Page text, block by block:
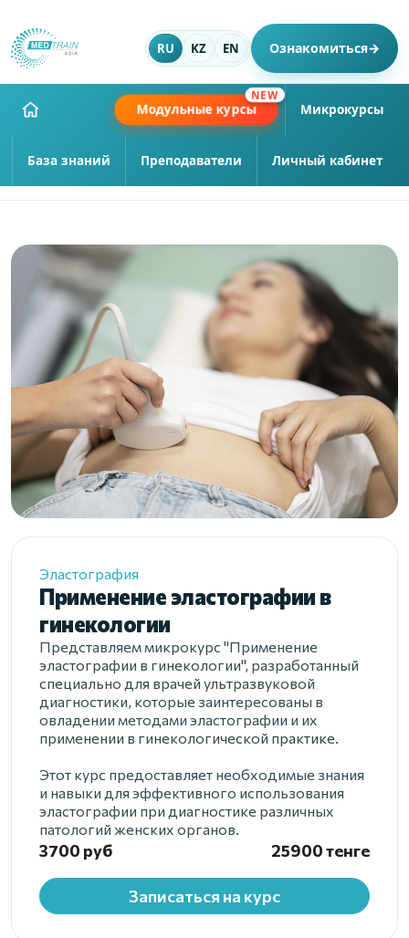
RU KZ EN Ознакомиться→
Модульные курсы
NEW
Микрокурсы
База знаний Преподаватели Личный кабинет
Эластография
Применение эластографии в
гинекологии
Представляем микрокурс "Применение
эластографии в гинекологии", разработанный
специально для врачей ультразвуковой
диагностики, которые заинтересованы в
овладении методами эластографии и их
применении в гинекологической практике.
Этот курс предоставляет необходимые знания
и навыки для эффективного использования
эластографии при диагностике различных
патологий женских органов.
3700 руб 25900 тенге
Записаться на курс